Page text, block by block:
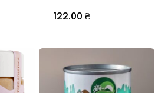
122.00 ₴